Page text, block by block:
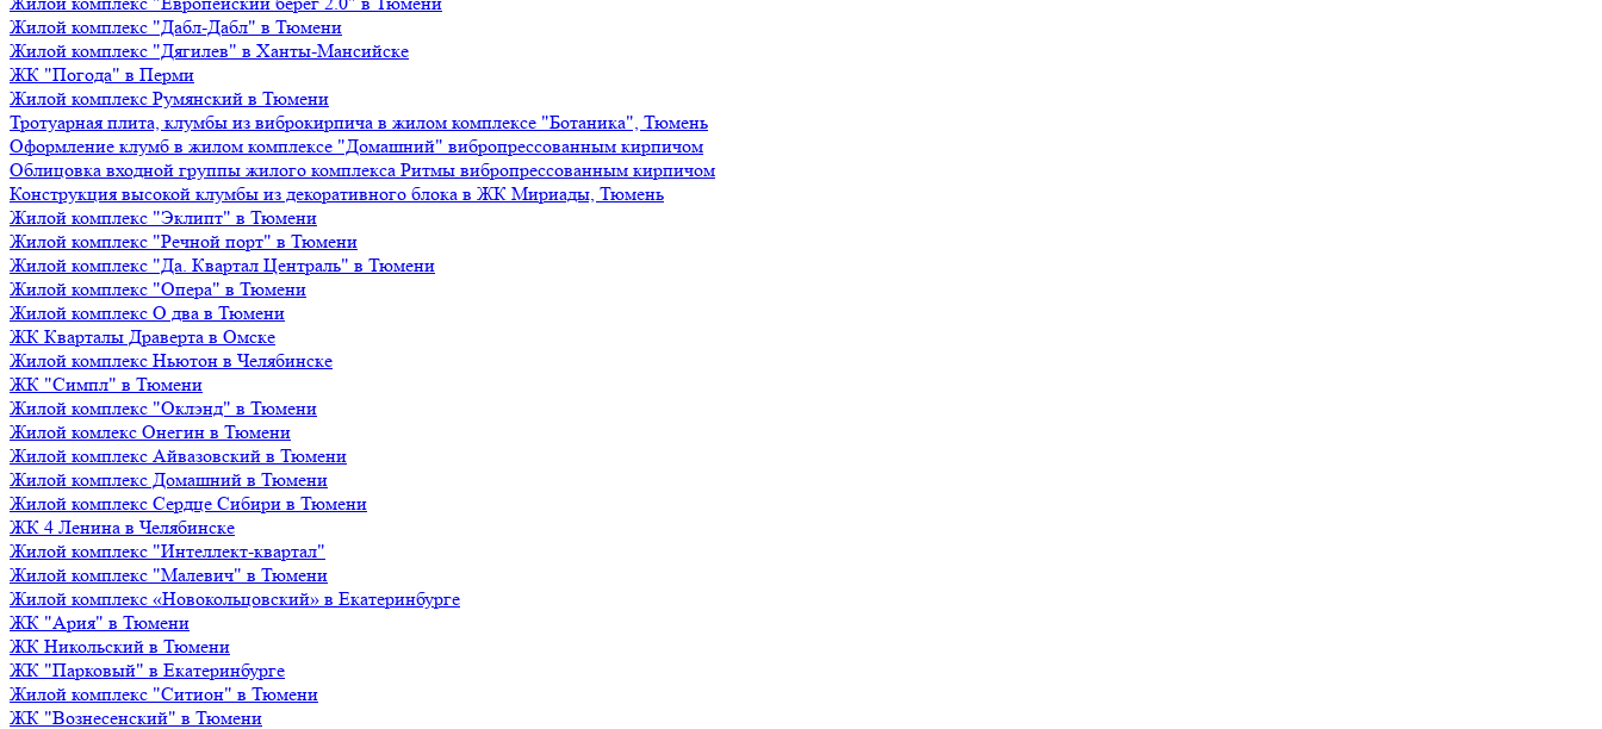
Жилой комплекс "Дабл-Дабл" в Тюмени
Жилой комплекс "Дягилев" в Ханты-Мансийске
ЖК "Погода" в Перми
Жилой комплекс Румянский в Тюмени
Тротуарная плита, клумбы из виброкирпича в жилом комплексе "Ботаника", Тюмень
Оформление клумб в жилом комплексе "Домашний" вибропрессованным кирпичом
Облицовка входной группы жилого комплекса Ритмы вибропрессованным кирпичом
Конструкция высокой клумбы из декоративного блока в ЖК Мириады, Тюмень
Жилой комплекс "Эклипт" в Тюмени
Жилой комплекс "Речной порт" в Тюмени
Жилой комплекс "Да. Квартал Централь" в Тюмени
Жилой комплекс "Опера" в Тюмени
Жилой комплекс О два в Тюмени
ЖК Кварталы Драверта в Омске
Жилой комплекс Ньютон в Челябинске
ЖК "Симпл" в Тюмени
Жилой комплекс "Оклэнд" в Тюмени
Жилой комлекс Онегин в Тюмени
Жилой комплекс Айвазовский в Тюмени
Жилой комплекс Домашний в Тюмени
Жилой комплекс Сердце Сибири в Тюмени
ЖК 4 Ленина в Челябинске
Жилой комплекс "Интеллект-квартал"
Жилой комплекс "Малевич" в Тюмени
Жилой комплекс «Новокольцовский» в Екатеринбурге
ЖК "Ария" в Тюмени
ЖК Никольский в Тюмени
ЖК "Парковый" в Екатеринбурге
Жилой комплекс "Ситион" в Тюмени
ЖК "Вознесенский" в Тюмени